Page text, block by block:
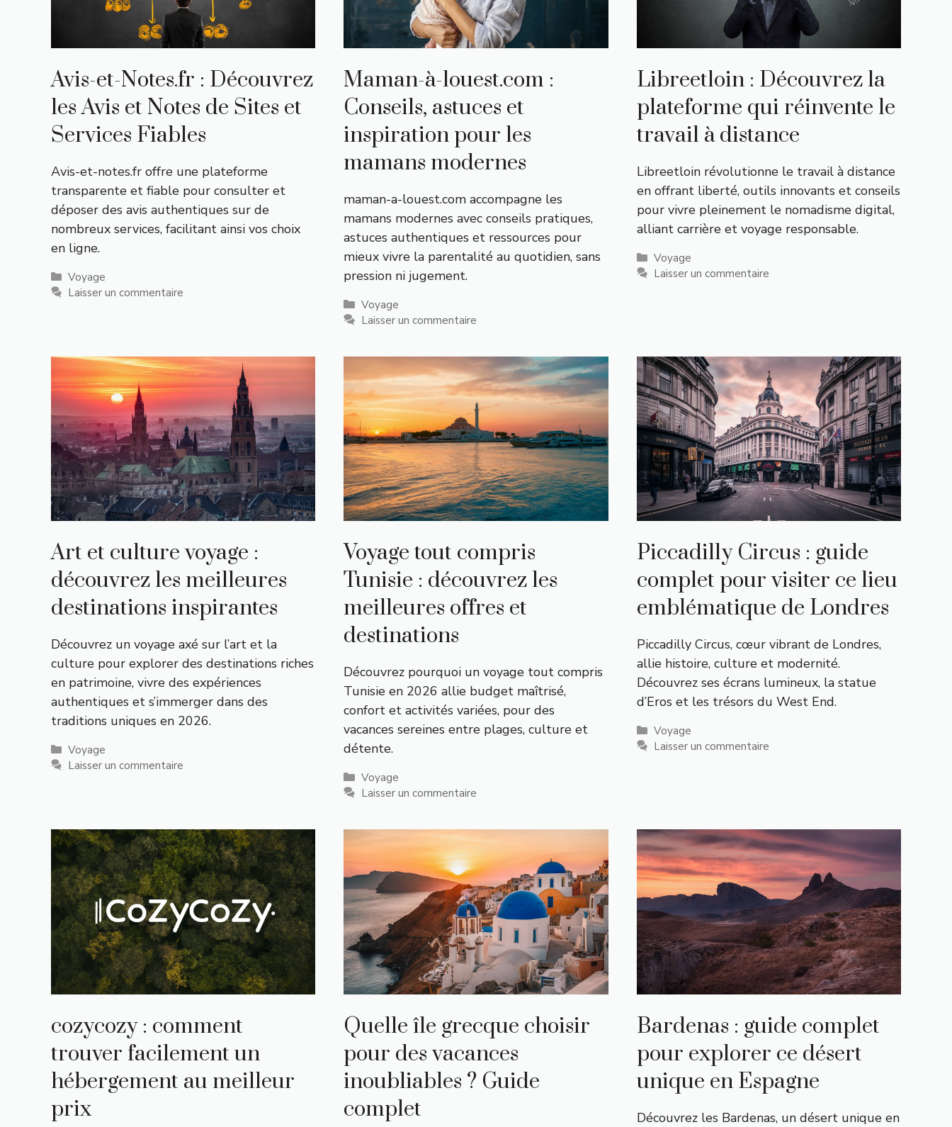
Avis-et-Notes.fr : Découvrez
les Avis et Notes de Sites et
Services Fiables
Avis-et-notes.fr offre une plateforme
transparente et fiable pour consulter et
déposer des avis authentiques sur de
nombreux services, facilitant ainsi vos choix
en ligne.
Catégories
Voyage
Laisser un commentaire
Maman-à-louest.com :
Conseils, astuces et
inspiration pour les
mamans modernes
maman-a-louest.com accompagne les
mamans modernes avec conseils pratiques,
astuces authentiques et ressources pour
mieux vivre la parentalité au quotidien, sans
pression ni jugement.
Catégories
Voyage
Laisser un commentaire
Libreetloin : Découvrez la
plateforme qui réinvente le
travail à distance
Libreetloin révolutionne le travail à distance
en offrant liberté, outils innovants et conseils
pour vivre pleinement le nomadisme digital,
alliant carrière et voyage responsable.
Catégories
Voyage
Laisser un commentaire
Art et culture voyage :
découvrez les meilleures
destinations inspirantes
Découvrez un voyage axé sur l’art et la
culture pour explorer des destinations riches
en patrimoine, vivre des expériences
authentiques et s’immerger dans des
traditions uniques en 2026.
Catégories
Voyage
Laisser un commentaire
Voyage tout compris
Tunisie : découvrez les
meilleures offres et
destinations
Découvrez pourquoi un voyage tout compris
Tunisie en 2026 allie budget maîtrisé,
confort et activités variées, pour des
vacances sereines entre plages, culture et
détente.
Catégories
Voyage
Laisser un commentaire
Piccadilly Circus : guide
complet pour visiter ce lieu
emblématique de Londres
Piccadilly Circus, cœur vibrant de Londres,
allie histoire, culture et modernité.
Découvrez ses écrans lumineux, la statue
d’Eros et les trésors du West End.
Catégories
Voyage
Laisser un commentaire
cozycozy : comment
trouver facilement un
hébergement au meilleur
prix
Quelle île grecque choisir
pour des vacances
inoubliables ? Guide
complet
Bardenas : guide complet
pour explorer ce désert
unique en Espagne
Découvrez les Bardenas, un désert unique en